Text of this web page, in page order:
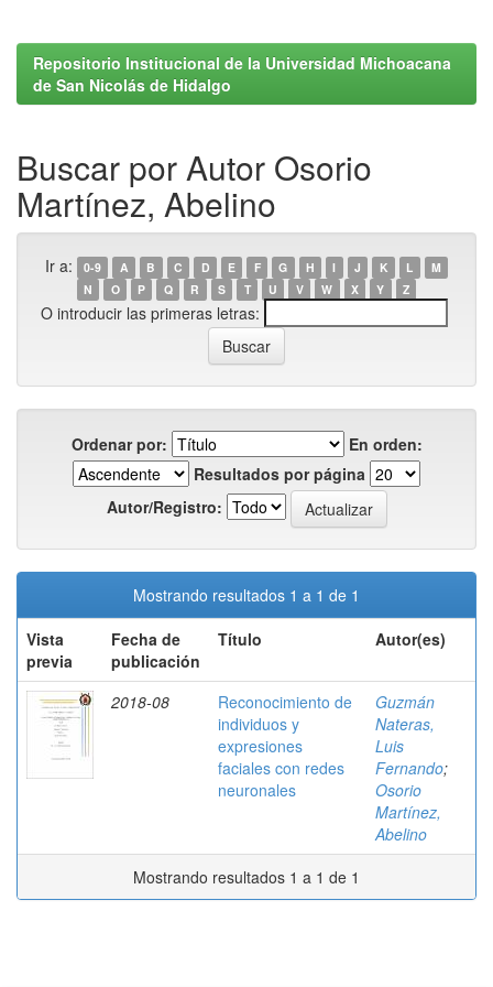
Repositorio Institucional de la Universidad Michoacana
de San Nicolás de Hidalgo
Buscar por Autor Osorio
Martínez, Abelino
Ir a: 0-9 A B C D E F G H I J K L
M
N
O P Q R S T U V W X Y Z
O introducir las primeras letras:
Ordenar por:
En orden:
Resultados por página
Autor/Registro:
Mostrando resultados 1 a 1 de 1
Vista
previa
Fecha de
publicación
Título Autor(es)
2018-08
Reconocimiento de
individuos y
expresiones
faciales con redes
neuronales
Guzmán
Nateras,
Luis
Fernando;
Osorio
Martínez,
Abelino
Mostrando resultados 1 a 1 de 1